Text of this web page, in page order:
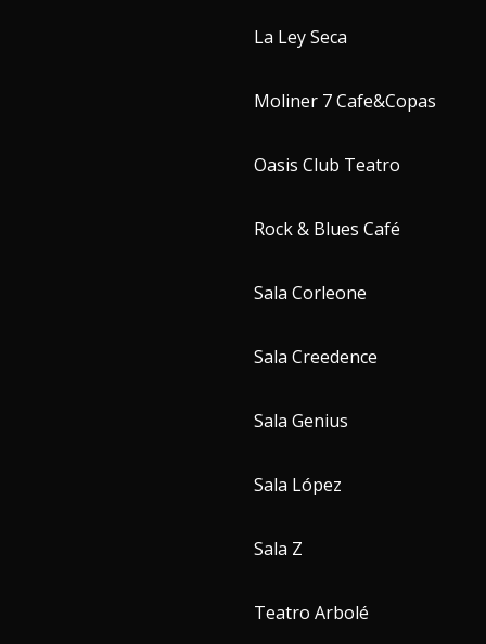
La Ley Seca
Moliner 7 Cafe&Copas
Oasis Club Teatro
Rock & Blues Café
Sala Corleone
Sala Creedence
Sala Genius
Sala López
Sala Z
Teatro Arbolé